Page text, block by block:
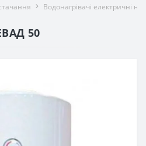
Водонагрівачі електричні
50